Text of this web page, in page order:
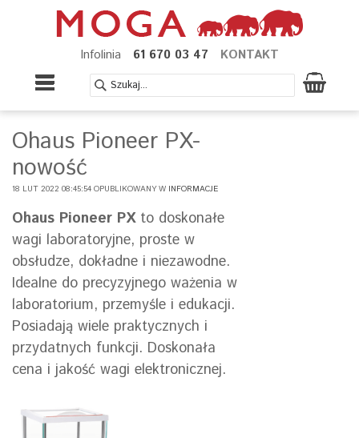
Infolinia 61 670 03 47 KONTAKT
Ohaus Pioneer PX-
nowość
18 LUT 2022 08:45:54 OPUBLIKOWANY W INFORMACJE
Ohaus Pioneer PXto doskonałe
wagi laboratoryjne, proste w
obsłudze, dokładne i niezawodne.
Idealne do precyzyjnego ważenia w
laboratorium, przemyśle i edukacji.
Posiadają wiele praktycznych i
przydatnych funkcji. Doskonała
cena i jakość wagi elektronicznej.